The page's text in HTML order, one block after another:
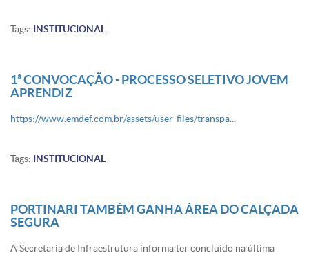
Tags: INSTITUCIONAL
1ª CONVOCAÇÃO - PROCESSO SELETIVO JOVEM
APRENDIZ
https://www.emdef.com.br/assets/user-files/transpa...
Tags: INSTITUCIONAL
PORTINARI TAMBÉM GANHA ÁREA DO CALÇADA
SEGURA
A Secretaria de Infraestrutura informaterconcluído na última